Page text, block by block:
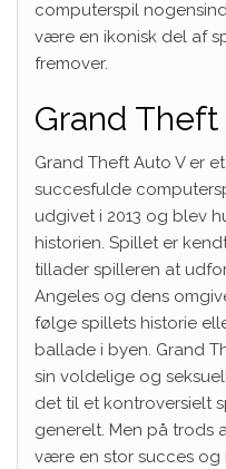
computerspil
være en ikonisk del af
fremover.
Grand
Grand Theft Auto V er
succesfulde
udgivet i 2013 og blev
historien. Spillet er
tillader spilleren at
Angeles og dens
følge spillets historie
ballade i byen. Grand
sin voldelige og
det til et kontroversielt
generelt. Men på trods
være en stor succes og